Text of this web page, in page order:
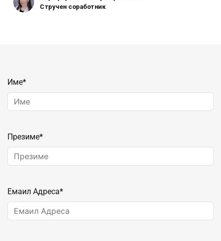
Стручен соработник
Име*
Презиме*
Емаил Адреса*